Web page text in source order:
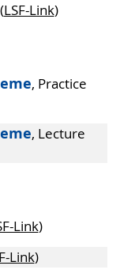
LSF-Link)
, Practice
, Lecture
Link)
Link)